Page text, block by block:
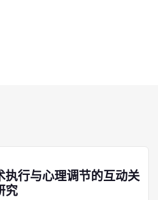
执行与心理调节的互动关
究